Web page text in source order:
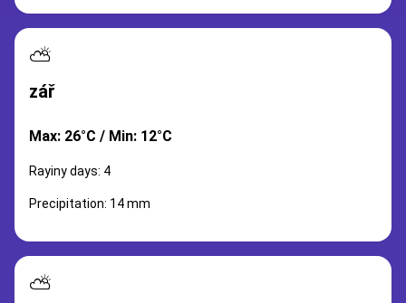
⛅
zář
Max: 26°C / Min: 12°C
Rayiny days: 4
Precipitation: 14 mm
⛅